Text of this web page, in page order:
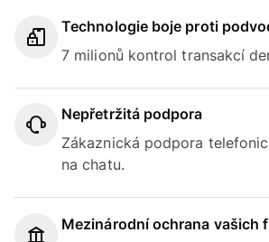
Technologie boje proti
7 milionů kontrol transakcí
Nepřetržitá podpora
Zákaznická podpora
na chatu.
Mezinárodní ochrana vašich